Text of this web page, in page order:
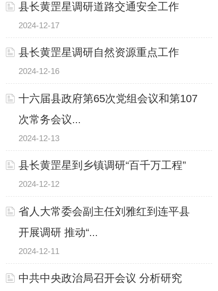
县长黄罡星调研道路交通安全工作
2024-12-17
县长黄罡星调研自然资源重点工作
2024-12-16
十六届县政府第65次党组会议和第107
次常务会议...
2024-12-13
县长黄罡星到乡镇调研“百千万工程”
2024-12-12
省人大常委会副主任刘雅红到连平县
开展调研 推动“...
2024-12-11
中共中央政治局召开会议 分析研究